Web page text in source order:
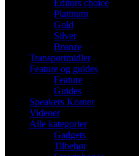
Editors choice
Platinum
Gold
Silver
Bronze
Transportmidler
Feature og guides
Feature
Guides
Speakers Korner
Videoer
Alle kategorier
Gadgets
Tilbehør